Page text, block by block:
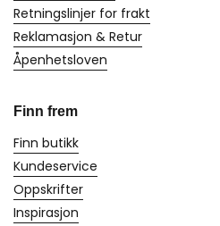
Retningslinjer for frakt
Reklamasjon & Retur
Åpenhetsloven
Finn frem
Finn butikk
Kundeservice
Oppskrifter
Inspirasjon